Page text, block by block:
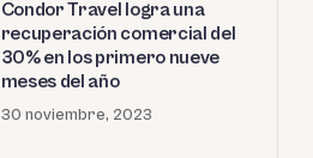
Condor Travel logra una
recuperación comercial del
30% en los primero nueve
meses del año
30 noviembre, 2023